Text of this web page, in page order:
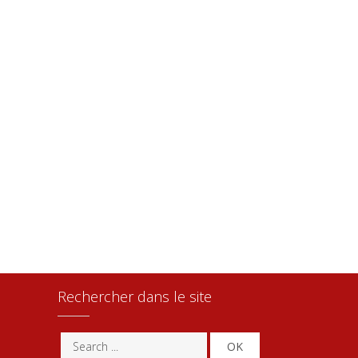
Rechercher dans le site
OK